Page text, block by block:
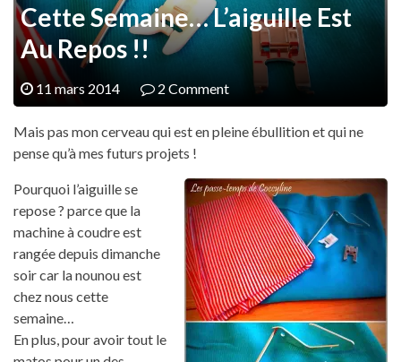
Cette Semaine… L’aiguille Est
Au Repos !!
11 mars 2014 2 Comment
Mais pas mon cerveau qui est en pleine ébullition et qui ne
pense qu’à mes futurs projets !
Pourquoi l’aiguille se
repose ? parce que la
machine à coudre est
rangée depuis dimanche
soir car la nounou est
chez nous cette
semaine…
En plus, pour avoir tout le